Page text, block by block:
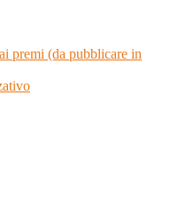
premi (da pubblicare in